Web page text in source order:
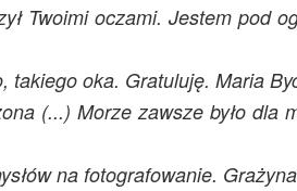
Twoimi oczami. Jestem pod
takiego oka. Gratuluję. Maria
(...) Morze zawsze było dla
na fotografowanie.